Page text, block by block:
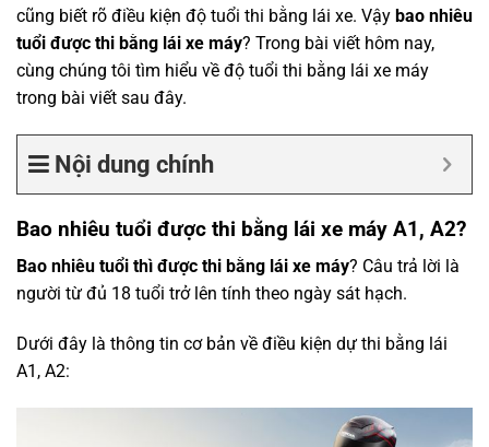
cũng biết rõ điều kiện độ tuổi thi bằng lái xe. Vậy bao nhiêu
tuổi được thi bằng lái xe máy? Trong bài viết hôm nay,
cùng chúng tôi tìm hiểu về độ tuổi thi bằng lái xe máy
trong bài viết sau đây.
Nội dung chính
Bao nhiêu tuổi được thi bằng lái xe máy A1, A2?
Bao nhiêu tuổi thì được thi bằng lái xe máy? Câu trả lời là
người từ đủ 18 tuổi trở lên tính theo ngày sát hạch.
Dưới đây là thông tin cơ bản về điều kiện dự thi bằng lái
A1, A2: